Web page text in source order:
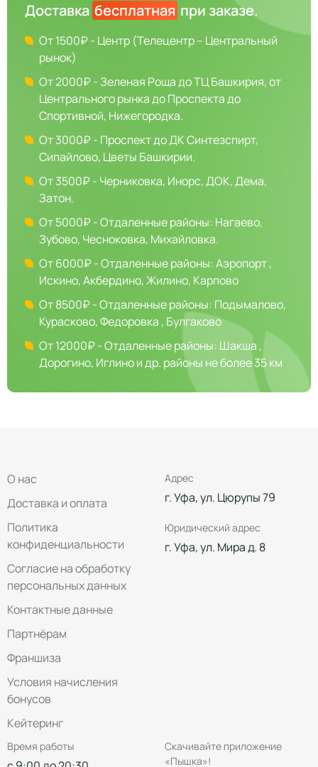
Доставка бесплатная при заказе.
От 1500₽ - Центр (Телецентр – Центральный
рынок)
От 2000₽ - Зеленая Роща до ТЦ Башкирия, от
Центрального рынка до Проспекта до
Спортивной, Нижегородка.
От 3000₽ - Проспект до ДК Синтезспирт,
Сипайлово, Цветы Башкирии.
От 3500₽ - Черниковка, Инорс, ДОК, Дема,
Затон.
От 5000₽ - Отдаленные районы: Нагаево,
Зубово, Чесноковка, Михайловка.
От 6000₽ - Отдаленные районы: Аэропорт ,
Искино, Акбердино, Жилино, Карпово
От 8500₽ - Отдаленные районы: Подымалово,
Курасково, Федоровка , Булгаково
От 12000₽ - Отдаленные районы: Шакша ,
Дорогино, Иглино и др. районы не более 35 км
О нас
Доставка и оплата
Политика
конфиденциальности
Согласие на обработку
персональных данных
Контактные данные
Партнёрам
Франшиза
Условия начисления
бонусов
Кейтеринг
Адрес
г. Уфа, ул. Цюрупы 79
Юридический адрес
г. Уфа, ул. Мира д. 8
Время работы
Скачивайте приложение
«Пышка»!